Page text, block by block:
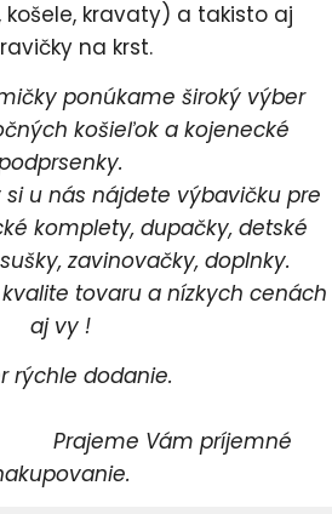
kravaty) a takisto aj
na krst.
ponúkame široký výber
košieľok a kojenecké
u nás nájdete výbavičku pre
komplety, dupačky, detské
zavinovačky, doplnky.
tovaru a nízkych cenách
aj vy !
rýchle dodanie.
Vám príjemné